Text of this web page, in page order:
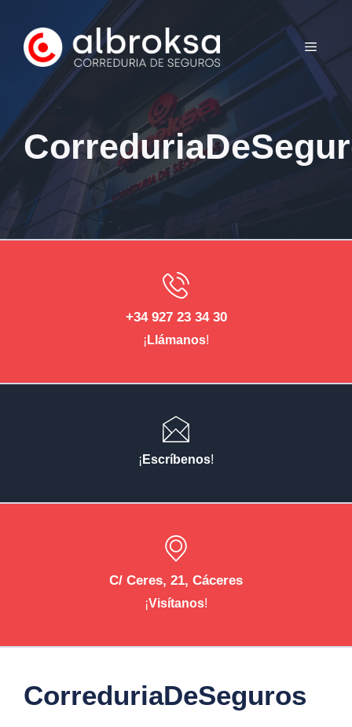
contenido
MENÚ
+34 927 23 34 30
¡ Llámanos!
¡ Escríbenos!
C/ Ceres, 21, Cáceres
¡Visítanos!
CorreduriaDeSeguros